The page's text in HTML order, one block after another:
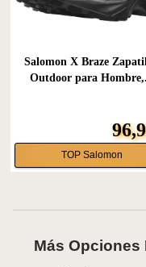
Salomon X Braze
Outdoor para
TOP Salomon
Más Opciones